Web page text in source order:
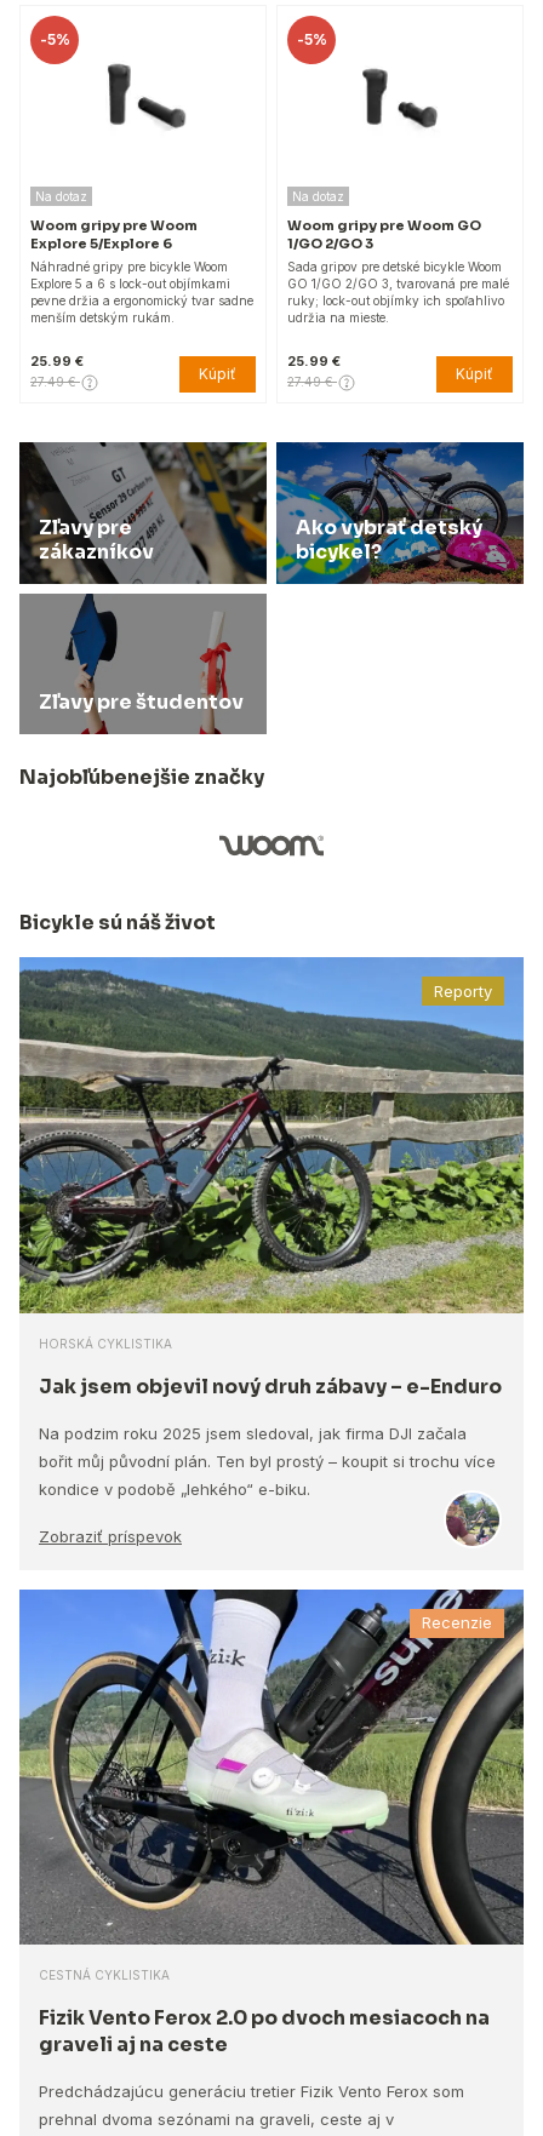
-5%
Na dotaz
Woom gripy pre Woom
Explore 5/Explore 6
Náhradné gripy pre bicykle Woom
Explore 5 a 6 s lock-out objímkami
pevne držia a ergonomický tvar sadne
menším detským rukám.
25.99 €
27.49 € Kúpiť
-5%
Na dotaz
Woom gripy pre Woom GO
1/GO 2/GO 3
Sada gripov pre detské bicykle Woom
GO 1/GO 2/GO 3, tvarovaná pre malé
ruky; lock-out objímky ich spoľahlivo
udržia na mieste.
25.99 €
27.49 € Kúpiť
Zľavy pre
zákazníkov
Ako vybrať detský
bicykel?
Zľavy pre študentov
Najobľúbenejšie značky
Bicykle sú náš život
Reporty
HORSKÁ CYKLISTIKA
Jak jsem objevil nový druh zábavy – e-Enduro
Na podzim roku 2025 jsem sledoval, jak firma DJI začala
bořit můj původní plán. Ten byl prostý – koupit si trochu více
kondice v podobě „lehkého“ e-biku.
Zobraziť príspevok
Recenzie
CESTNÁ CYKLISTIKA
Fizik Vento Ferox 2.0 po dvoch mesiacoch na
graveli aj na ceste
Predchádzajúcu generáciu tretier Fizik Vento Ferox som
prehnal dvoma sezónami na graveli, ceste aj v